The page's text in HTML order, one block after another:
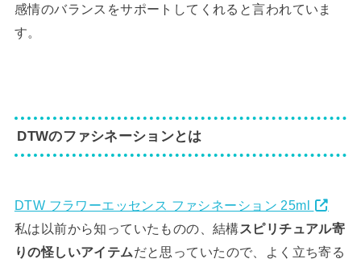
感情のバランスをサポートしてくれると言われていま
す。
DTWのファシネーションとは
DTW フラワーエッセンス ファシネーション 25ml
私は以前から知っていたものの、結構スピリチュアル寄
りの怪しいアイテムだと思っていたので、よく立ち寄る